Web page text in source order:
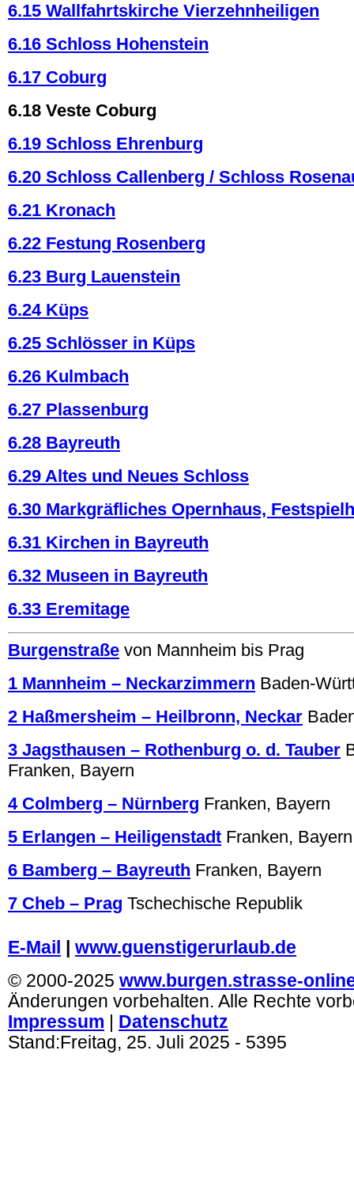
6.15 Wallfahrtskirche Vierzehnheiligen
6.16 Schloss Hohenstein
6.17 Coburg
6.18 Veste Coburg
6.19 Schloss Ehrenburg
6.20 Schloss Callenberg / Schloss
6.21 Kronach
6.22 Festung Rosenberg
6.23 Burg Lauenstein
6.24 Küps
6.25 Schlösser in Küps
6.26 Kulmbach
6.27 Plassenburg
6.28 Bayreuth
6.29 Altes und Neues Schloss
6.30 Markgräfliches Opernhaus,
6.31 Kirchen in Bayreuth
6.32 Museen in Bayreuth
6.33 Eremitage
Burgenstraße von Mannheim bis Prag
1 Mannheim – Neckarzimmern Baden-
2 Haßmersheim – Heilbronn, Neckar
3 Jagsthausen – Rothenburg o. d. Tauber
Franken, Bayern
4 Colmberg – Nürnberg Franken, Bayern
5 Erlangen – Heiligenstadt Franken, Bayern
6 Bamberg – Bayreuth Franken, Bayern
7 Cheb – Prag Tschechische Republik
E-Mail
www.guenstigerurlaub.de
© 2000-2025 www.burgen.strasse-
Änderungen vorbehalten. Alle Rechte
Impressum
Datenschutz
Stand:Freitag, 25. Juli 2025 - 5395